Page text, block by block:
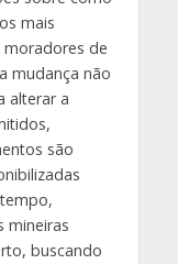
mais
moradores de
mudança não
alterar a
são
mineiras
buscando